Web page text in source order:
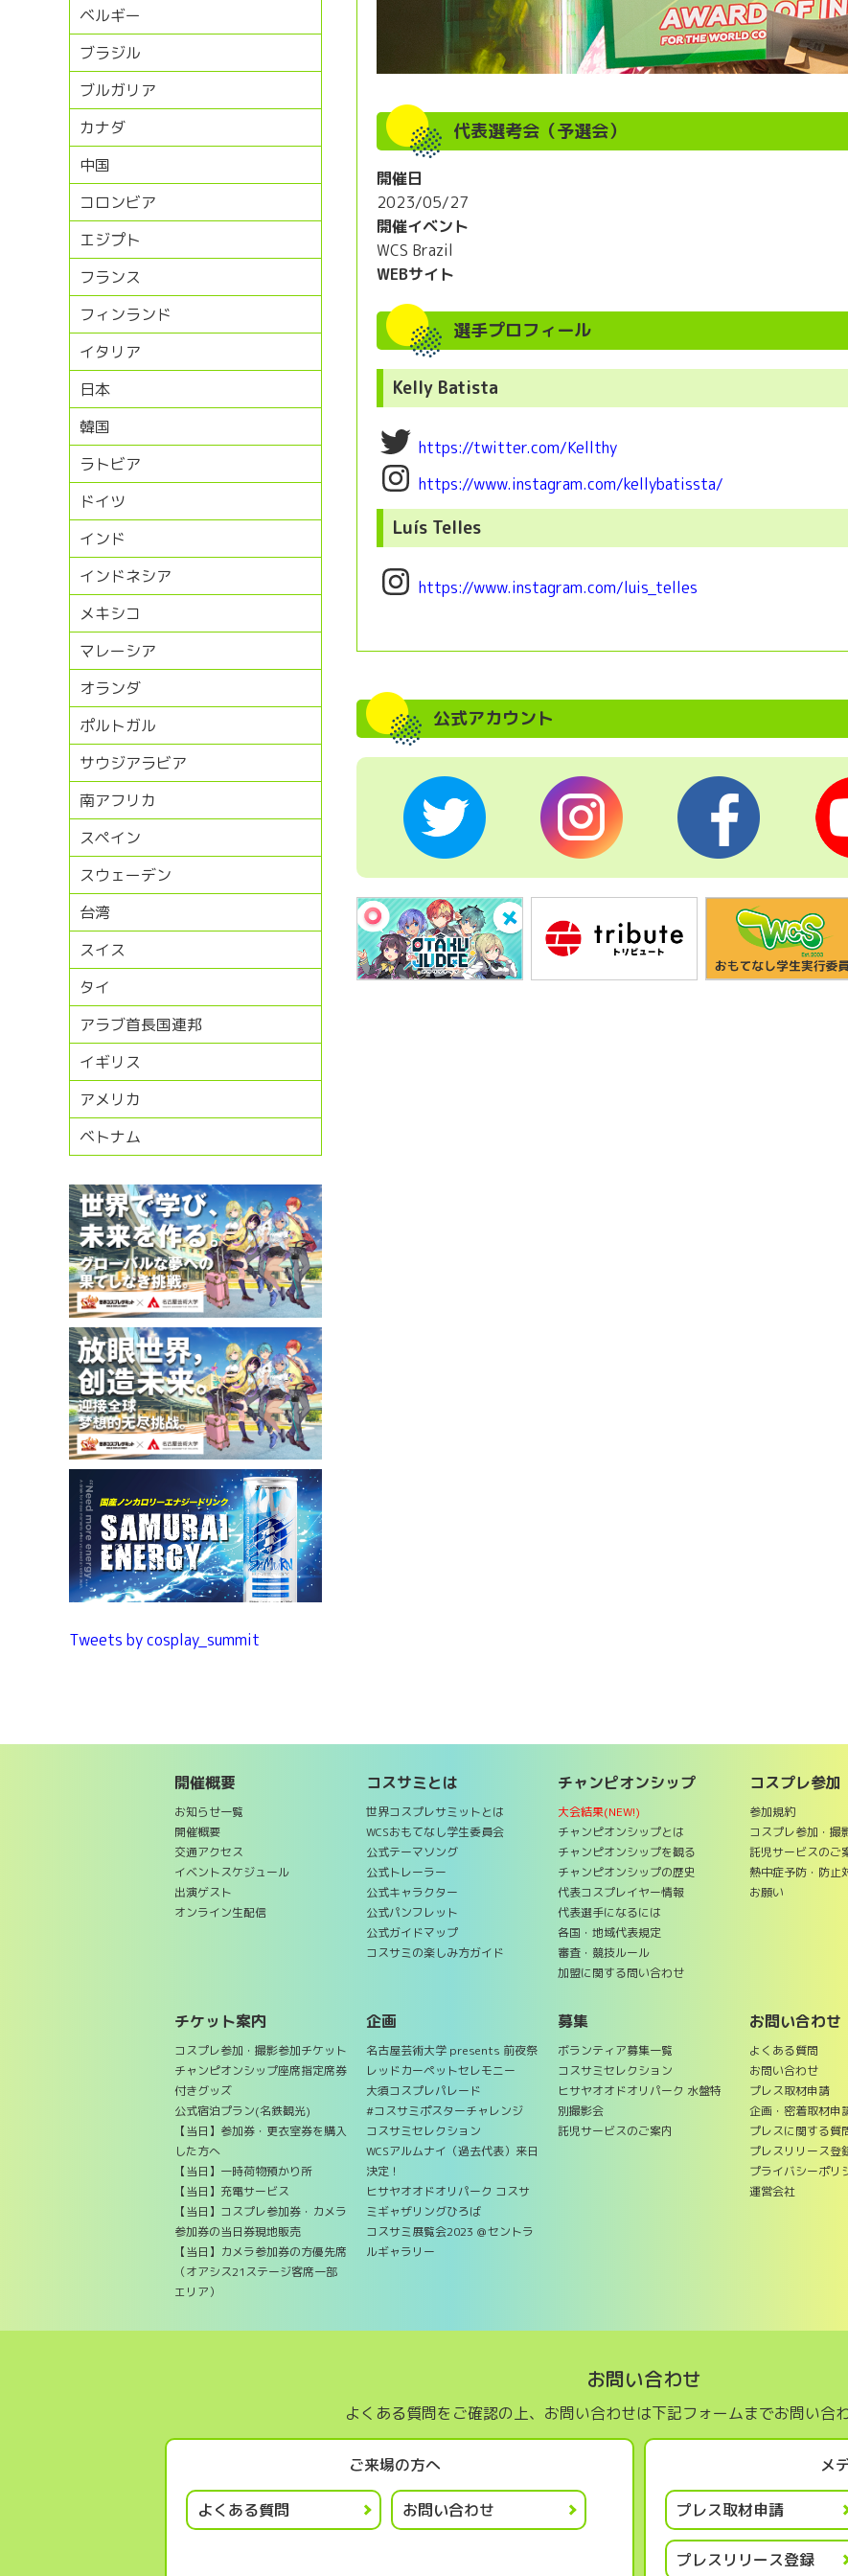
ベルギー
ブラジル
ブルガリア
カナダ
中国
コロンビア
エジプト
フランス
フィンランド
イタリア
日本
韓国
ラトビア
ドイツ
インド
インドネシア
メキシコ
マレーシア
オランダ
ポルトガル
サウジアラビア
南アフリカ
スペイン
スウェーデン
台湾
スイス
タイ
アラブ首長国連邦
イギリス
アメリカ
ベトナム
Tweets by cosplay_summit
代表選考会（予選会）
開催日
2023/05/27
開催イベント
WCS Brazil
WEBサイト
選手プロフィール
Kelly Batista
https://twitter.com/Kellthy
https://www.instagram.com/kellybatissta/
Luís Telles
https://www.instagram.com/luis_telles
公式アカウント
開催概要
お知らせ一覧
開催概要
交通アクセス
イベントスケジュール
出演ゲスト
オンライン生配信
コスサミとは
世界コスプレサミットとは
WCSおもてなし学生委員会
公式テーマソング
公式トレーラー
公式キャラクター
公式パンフレット
公式ガイドマップ
コスサミの楽しみ方ガイド
チャンピオンシップ
大会結果(NEW!)
チャンピオンシップとは
チャンピオンシップを観る
チャンピオンシップの歴史
代表コスプレイヤー情報
代表選手になるには
各国・地域代表規定
審査・競技ルール
加盟に関する問い合わせ
コスプレ参加
参加規約
コスプレ参加・撮
託児サービスのご
熱中症予防・防止
お願い
チケット案内
コスプレ参加・撮影参加チケット
チャンピオンシップ座席指定席券
付きグッズ
公式宿泊プラン(名鉄観光)
【当日】参加券・更衣室券を購入
した方へ
【当日】一時荷物預かり所
【当日】充電サービス
【当日】コスプレ参加券・カメラ
参加券の当日券現地販売
【当日】カメラ参加券の方優先席
（オアシス21ステージ客席一部
エリア）
企画
名古屋芸術大学 presents 前夜祭
レッドカーペットセレモニー
大須コスプレパレード
#コスサミポスターチャレンジ
コスサミセレクション
WCSアルムナイ（過去代表）来日
決定！
ヒサヤオオドオリパーク コスサ
ミギャザリングひろば
コスサミ展覧会2023 ＠セントラ
ルギャラリー
募集
ボランティア募集一覧
コスサミセレクション
ヒサヤオオドオリパーク 水盤特
別撮影会
託児サービスのご案内
お問い合わせ
よくある質問
お問い合わせ
プレス取材申請
企画・密着取材申
プレスに関する質
プレスリリース登
プライバシーポリ
運営会社
お問い合わせ
よくある質問をご確認の上、お問い合わせは下記フォームまでお問い合
ご来場の方へ
よくある質問 お問い合わせ
メ
プレス取材申請
プレスリリース登録